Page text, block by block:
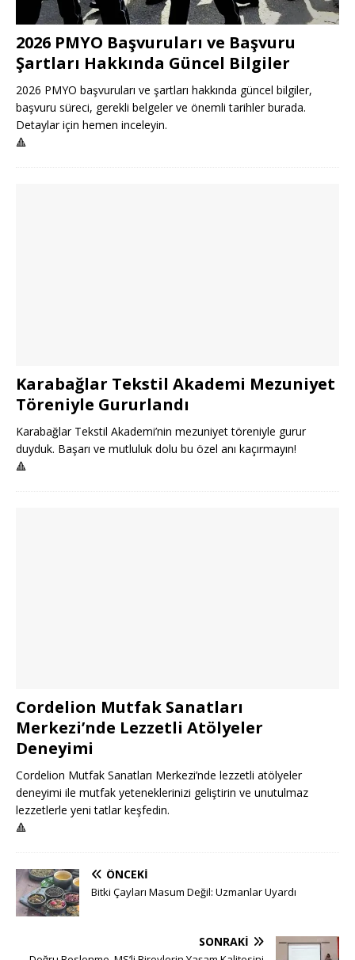
2026 PMYO Başvuruları ve Başvuru
Şartları Hakkında Güncel Bilgiler
2026 PMYO başvuruları ve şartları hakkında güncel bilgiler,
başvuru süreci, gerekli belgeler ve önemli tarihler burada.
Detaylar için hemen inceleyin.
🔺
Karabağlar Tekstil Akademi Mezuniyet
Töreniyle Gururlandı
Karabağlar Tekstil Akademi’nin mezuniyet töreniyle gurur
duyduk. Başarı ve mutluluk dolu bu özel anı kaçırmayın!
🔺
Cordelion Mutfak Sanatları
Merkezi’nde Lezzetli Atölyeler
Deneyimi
Cordelion Mutfak Sanatları Merkezi’nde lezzetli atölyeler
deneyimi ile mutfak yeteneklerinizi geliştirin ve unutulmaz
lezzetlerle yeni tatlar keşfedin.
🔺
ÖNCEKI
Bitki Çayları Masum Değil: Uzmanlar Uyardı
SONRAKI